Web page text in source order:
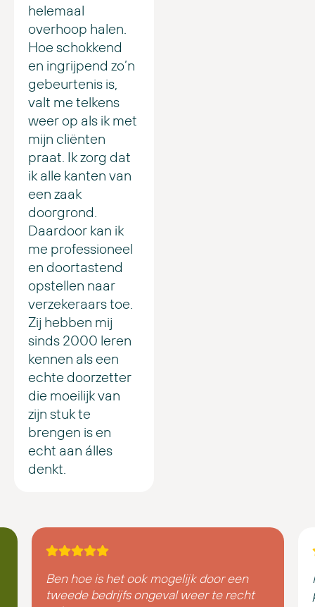
helemaal
overhoop halen.
Hoe schokkend
en ingrijpend zo’n
gebeurtenis is,
valt me telkens
weer op als ik met
mijn cliënten
praat. Ik zorg dat
ik alle kanten van
een zaak
doorgrond.
Daardoor kan ik
me professioneel
en doortastend
opstellen naar
verzekeraars toe.
Zij hebben mij
sinds 2000 leren
kennen als een
echte doorzetter
die moeilijk van
zijn stuk te
brengen is en
echt aan álles
denkt.
Ben hoe is het ook mogelijk door een
tweede bedrijfs ongeval weer te recht